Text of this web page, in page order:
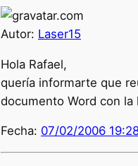
Autor: Laser15
Hola Rafael,
quería informarte que
documento Word con
Fecha: 07/02/2006